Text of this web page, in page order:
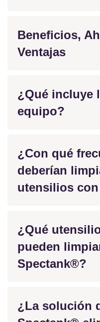
Beneficios,
Ventajas
¿Qué incluye
equipo?
¿Con qué
deberían
utensilios
¿Qué
pueden
Spectank®?
¿La solución